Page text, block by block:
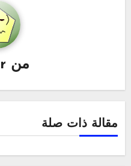
من
مقالة ذات صلة